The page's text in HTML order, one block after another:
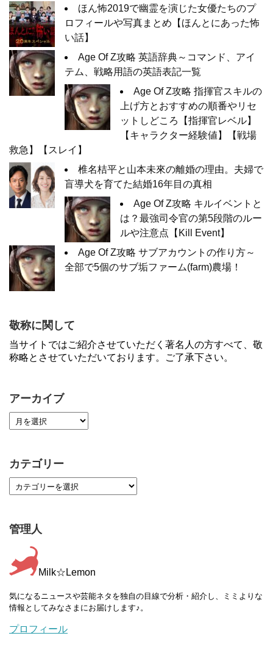
ほん怖2019で幽霊を演じた女優たちのプ
ロフィールや写真まとめ【ほんとにあった怖
い話】
Age Of Z攻略 英語辞典～コマンド、アイ
テム、戦略用語の英語表記一覧
Age Of Z攻略 指揮官スキルの
上げ方とおすすめの順番やリセ
ットしどころ【指揮官レベル】
【キャラクター経験値】【戦場
救急】【スレイ】
椎名桔平と山本未來の離婚の理由。夫婦で
盲導犬を育てた結婚16年目の真相
Age Of Z攻略 キルイベントと
は？最強司令官の第5段階のルー
ルや注意点【Kill Event】
Age Of Z攻略 サブアカウントの作り方～
全部で5個のサブ垢ファーム(farm)農場！
敬称に関して
当サイトではご紹介させていただく著名人の方すべて、敬
称略とさせていただいております。ご了承下さい。
アーカイブ
カテゴリー
管理人
Milk☆Lemon
気になるニュースや芸能ネタを独自の目線で分析・紹介し、ミミよりな
情報としてみなさまにお届けします♪。
プロフィール